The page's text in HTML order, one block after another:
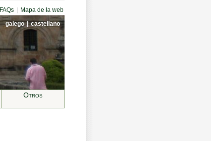
FAQs
Mapa de la web
galego|castellano
Otros